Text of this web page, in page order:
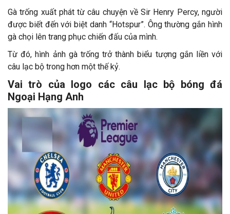
Gà trống xuất phát từ câu chuyện về Sir Henry Percy, người
được biết đến với biệt danh “Hotspur”. Ông thường gắn hình
gà chọi lên trang phục chiến đấu của mình.
Từ đó, hình ảnh gà trống trở thành biểu tượng gắn liền với
câu lạc bộ trong hơn một thế kỷ.
Vai trò của logo các câu lạc bộ bóng đá
Ngoại Hạng Anh